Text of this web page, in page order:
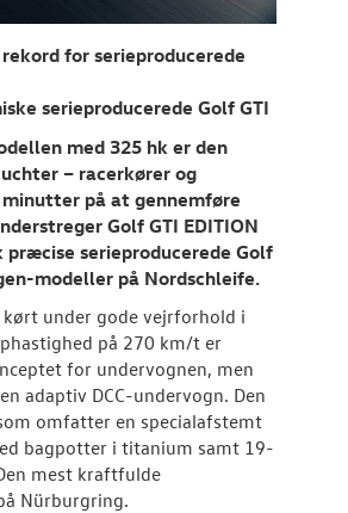
for serieproducerede
serieproducerede Golf GTI
med 325 hk er den
– racerkører og
på at gennemføre
Golf GTI EDITION
serieproducerede Golf
modeller på Nordschleife.
kørt under gode vejrforhold i
på 270 km/t er
for undervognen, men
adaptiv DCC-undervogn. Den
omfatter en specialafstemt
bagpotter i titanium samt 19-
mest kraftfulde
Nürburgring.